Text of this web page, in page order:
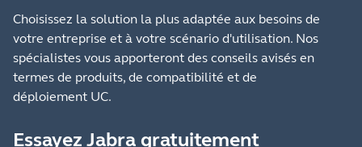
Choisissez la solution la plus adaptée aux besoins de
votre entreprise et à votre scénario d'utilisation. Nos
spécialistes vous apporteront des conseils avisés en
termes de produits, de compatibilité et de
déploiement UC.
Essayez Jabra gratuitement